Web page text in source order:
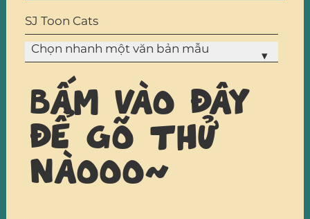
SJ Toon Cats
Chọn nhanh một văn bản mẫu
▾
Bấm vào đây
để gõ thử
nàooo~